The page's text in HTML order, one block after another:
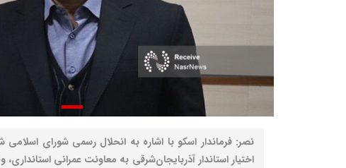
نصر: فرماندار اسکو با اشاره به انحلال رسمی شورای
اختیار استاندار آذربایجان‌شرقی به معاونت عمرانی